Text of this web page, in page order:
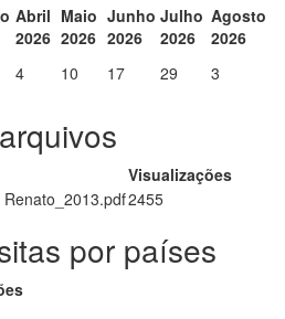
Abril
2026
Maio
2026
Junho
2026
Julho
2026
Agosto
2026
4 10 17 29 3
Visualizações
Renato_2013.pdf2455
por países